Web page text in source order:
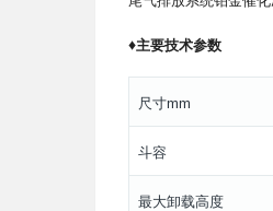
♦主要技术参数
尺寸mm
斗容
最大卸载高度